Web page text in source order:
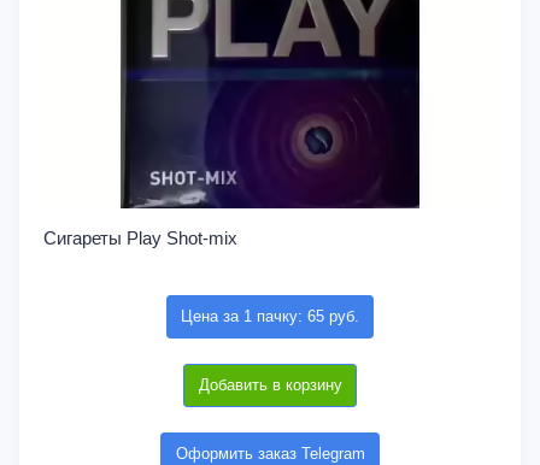
Сигареты Play Shot-mix
Цена за 1 пачку: 65 руб.
Добавить в корзину
Оформить заказ Telegram